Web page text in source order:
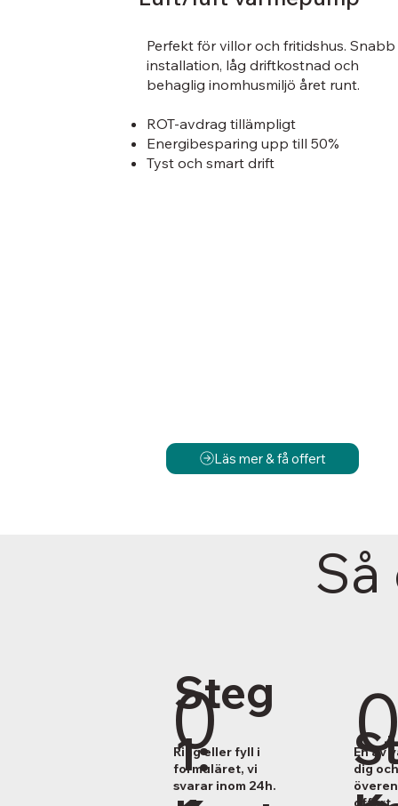
Perfekt för villor och fritidshus. Snabb
installation, låg driftkostnad och
behaglig inomhusmiljö året runt.
ROT-avdrag tillämpligt
Energibesparing upp till 50%
Tyst och smart drift
Läs mer & få offert
0
Steg
1:
Ring eller fyll i
formuläret, vi
svarar inom 24h.
En av
dig
offert.